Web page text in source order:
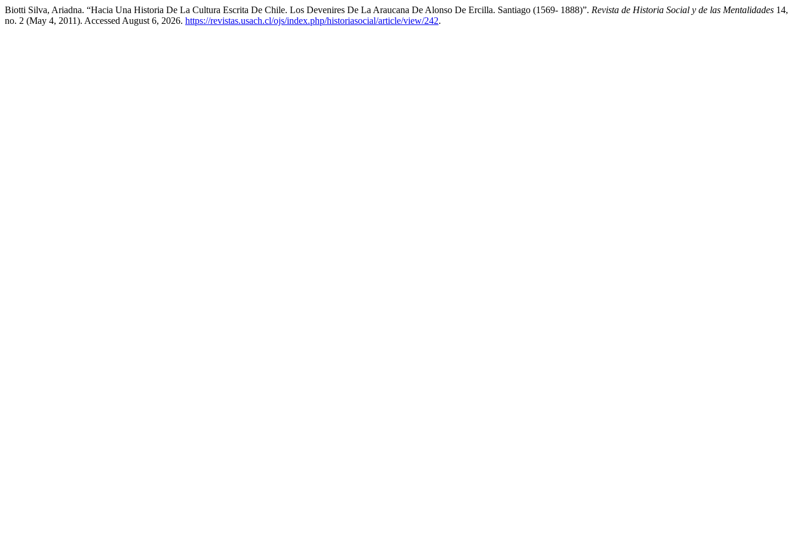
Biotti Silva, Ariadna. “Hacia Una Historia De La Cultura Escrita De Chile. Los Devenires De La Araucana De Alonso De Ercilla. Santiago (1569- 1888)”. Revista de Historia Social y de las Mentalidades 14,
no. 2 (May 4, 2011). Accessed August 6, 2026. https://revistas.usach.cl/ojs/index.php/historiasocial/article/view/242.